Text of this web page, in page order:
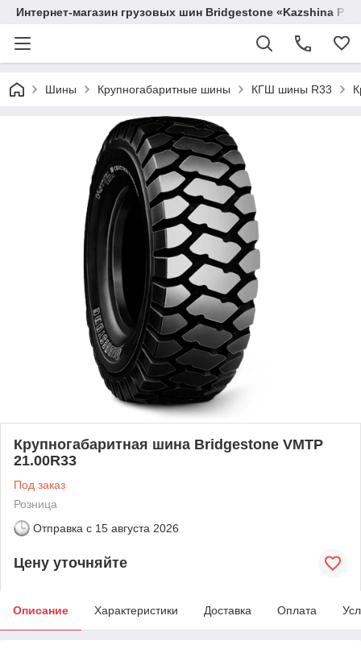
Интернет-магазин грузовых шин Bridgestone «Kazshina
Шины Крупногабаритные шины КГШ шины R33
Крупногабаритная шина Bridgestone VMTP
21.00R33
Под заказ
Розница
Отправка с 15 августа 2026
Цену уточняйте
Описание Характеристики Доставка Оплата